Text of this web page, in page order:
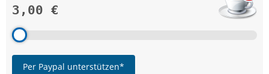
3,00 €
Per Paypal unterstützen*